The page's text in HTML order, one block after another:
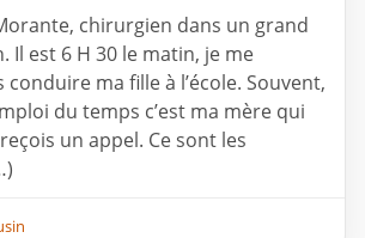
chirurgien dans un grand
Il est 6 H 30 le matin, je me
conduire ma fille à l’école. Souvent,
du temps c’est ma mère qui
un appel. Ce sont les